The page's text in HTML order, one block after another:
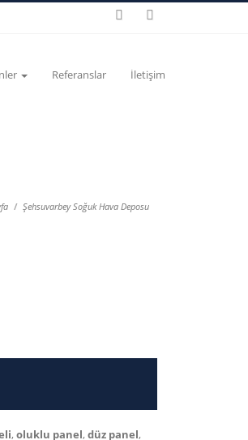
Referanslar İletişim
Şehsuvarbey Soğuk Hava Deposu
,oluklu panel,düz panel,